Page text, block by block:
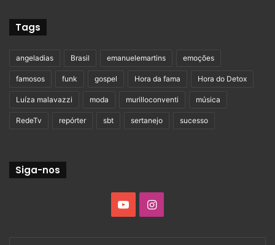
Tags
angeladias Brasil emanuelemartins emoções
famosos funk gospel Hora da fama Hora do Detox
Luíza malavazzi moda murilloconventi música
RedeTv repórter sbt sertanejo sucesso
Siga-nos
YouTubeInstagram